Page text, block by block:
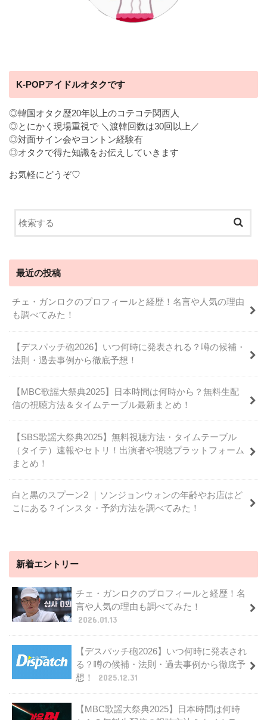
K-POPアイドルオタクです
◎韓国オタク歴20年以上のコテコテ関西人
◎とにかく現場重視で ＼渡韓回数は30回以上／
◎対面サイン会やヨントン経験有
◎オタクで得た知識をお伝えしていきます
お気軽にどうぞ♡
最近の投稿
チェ・ガンロクのプロフィールと経歴！名言や人気の理由
も調べてみた！
【デスパッチ砲2026】いつ何時に発表される？噂の候補・
法則・過去事例から徹底予想！
【MBC歌謡大祭典2025】日本時間は何時から？無料生配
信の視聴方法＆タイムテーブル最新まとめ！
【SBS歌謡大祭典2025】無料視聴方法・タイムテーブル
（タイテ）速報やセトリ！出演者や視聴プラットフォーム
まとめ！
白と黒のスプーン2 ｜ソンジョンウォンの年齢やお店はど
こにある？インスタ・予約方法を調べてみた！
新着エントリー
チェ・ガンロクのプロフィールと経歴！名
言や人気の理由も調べてみた！
2026.01.13
【デスパッチ砲2026】いつ何時に発表され
る？噂の候補・法則・過去事例から徹底予
想！
2025.12.31
【MBC歌謡大祭典2025】日本時間は何時